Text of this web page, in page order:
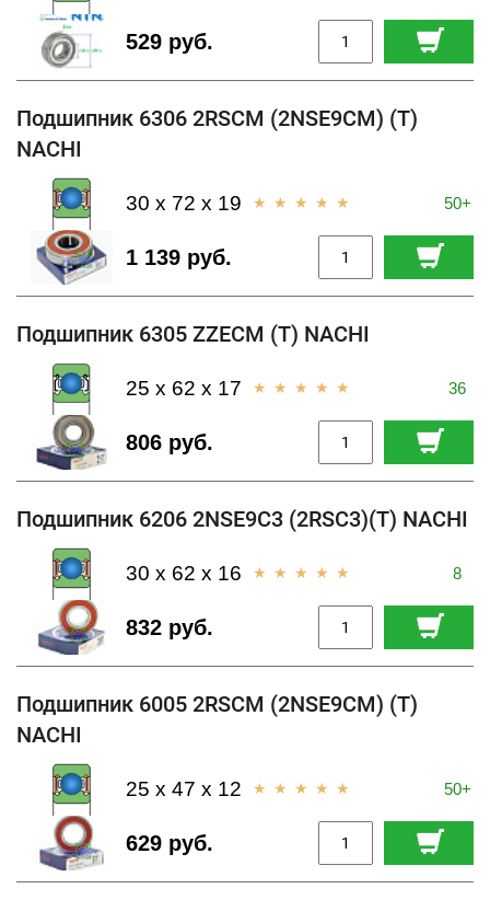
529 руб.
Подшипник 6306 2RSCM (2NSE9CM) (T)
NACHI
50+
1 139 руб.
30 x 72 x 19
Подшипник 6305 ZZECM (T) NACHI
36
806 руб.
25 x 62 x 17
Подшипник 6206 2NSE9C3 (2RSC3)(T) NACHI
8
832 руб.
30 x 62 x 16
Подшипник 6005 2RSCM (2NSE9CM) (T)
NACHI
50+
629 руб.
25 x 47 x 12